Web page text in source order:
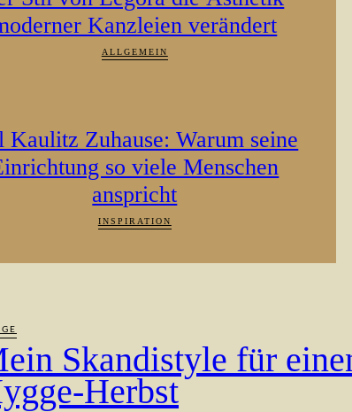
Kanzleien verändert
ALLGEMEIN
Kaulitz Zuhause: Warum seine
so viele Menschen
anspricht
INSPIRATION
Skandistyle für
Herbst